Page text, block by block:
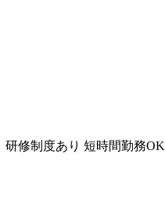
研修制度あり 短時間勤務OK